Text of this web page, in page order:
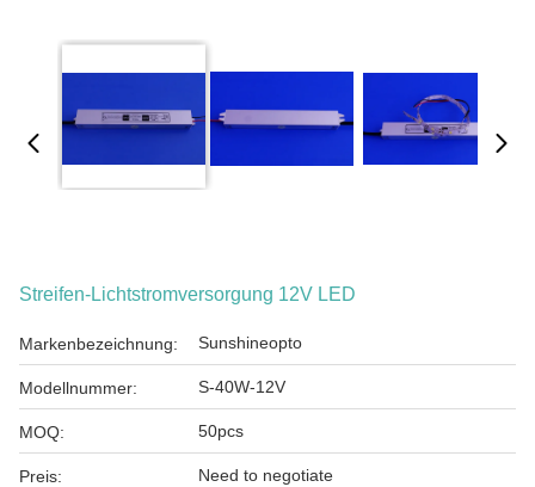
Streifen-Lichtstromversorgung 12V LED
Markenbezeichnung: Sunshineopto
Modellnummer: S-40W-12V
MOQ: 50pcs
Preis: Need to negotiate